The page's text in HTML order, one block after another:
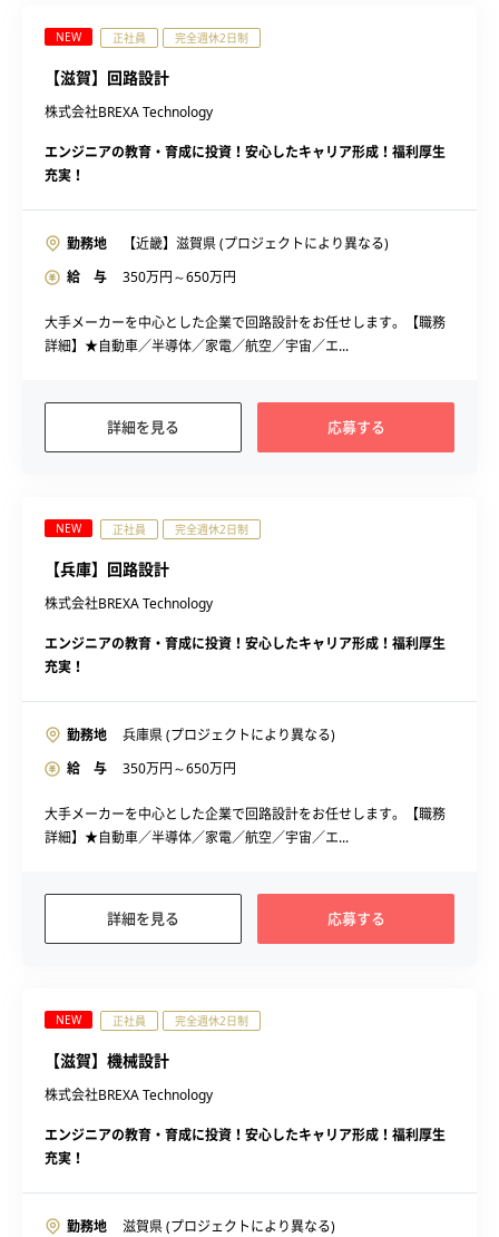
NEW 正社員 完全週休2日制
【滋賀】回路設計
株式会社BREXA Technology
エンジニアの教育・育成に投資！安心したキャリア形成！福利厚生
充実！
勤務地
【近畿】滋賀県 (プロジェクトにより異なる)
給 与
350万円～650万円
大手メーカーを中心とした企業で回路設計をお任せします。【職務
詳細】★自動車／半導体／家電／航空／宇宙／エ...
詳細を見る 応募する
NEW 正社員 完全週休2日制
【兵庫】回路設計
株式会社BREXA Technology
エンジニアの教育・育成に投資！安心したキャリア形成！福利厚生
充実！
勤務地
兵庫県 (プロジェクトにより異なる)
給 与
350万円～650万円
大手メーカーを中心とした企業で回路設計をお任せします。【職務
詳細】★自動車／半導体／家電／航空／宇宙／エ...
詳細を見る 応募する
NEW 正社員 完全週休2日制
【滋賀】機械設計
株式会社BREXA Technology
エンジニアの教育・育成に投資！安心したキャリア形成！福利厚生
充実！
勤務地
滋賀県 (プロジェクトにより異なる)